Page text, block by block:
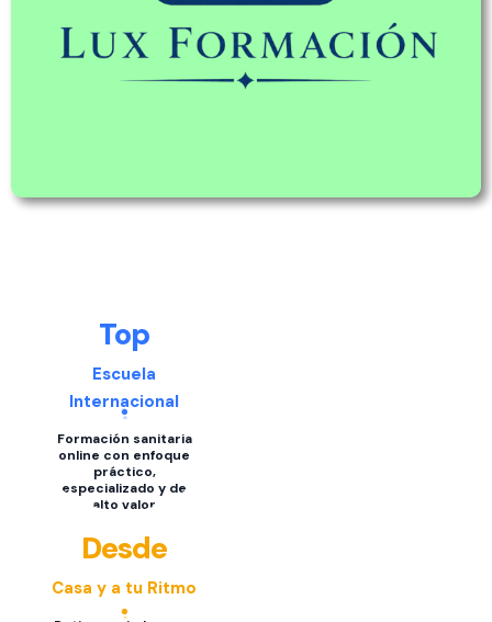
Top
Escuela
Internacional
Formación sanitaria
online con enfoque
práctico,
especializado y de
alto valor
Desde
Casa y a tu Ritmo